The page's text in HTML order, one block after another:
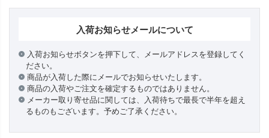
入荷お知らせメールについて
入荷お知らせボタンを押下して、メールアドレスを登録してく
ださい。
商品が入荷した際にメールでお知らせいたします。
商品の入荷やご注文を確定するものではありません。
メーカー取り寄せ品に関しては、入荷待ちで最長で半年を超え
るものもございます。予めご了承ください。